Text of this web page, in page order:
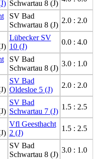
Schwartau 8 (J)
SV Bad
Schwartau 8 (J)
2.0 : 2.0
Lübecker SV
10 (J)
0.0 : 4.0
SV Bad
Schwartau 8 (J)
3.0 : 1.0
SV Bad
Oldesloe 5 (J)
2.0 : 2.0
SV Bad
Schwartau 7 (J)
1.5 : 2.5
Vfl Geesthacht
2 (J)
1.5 : 2.5
SV Bad
Schwartau 8 (J)
3.0 : 1.0